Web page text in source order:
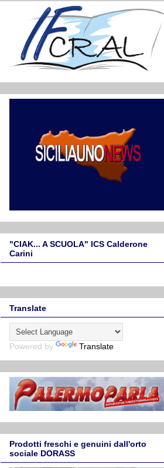
"CIAK... A SCUOLA" ICS Calderone
Carini
Translate
Powered by Translate
Prodotti freschi e genuini dall'orto
sociale DORASS